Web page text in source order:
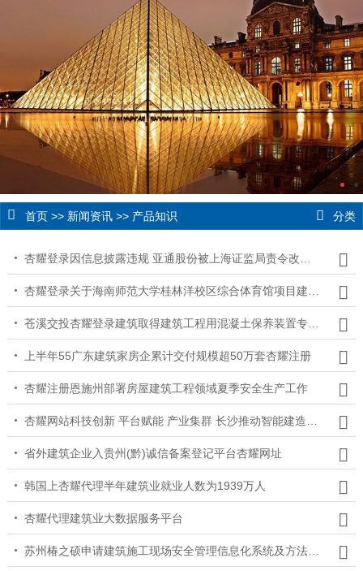
首页 >> 新闻资讯 >> 产品知识 分类
杏耀登录因信息披露违规 亚通股份被上海证监局责令改正广东建筑
杏耀登录关于海南师范大学桂林洋校区综合体育馆项目建筑设计方案批前公示
苍溪交投杏耀登录建筑取得建筑工程用混凝土保养装置专利提高了装置的适用性
上半年55广东建筑家房企累计交付规模超50万套杏耀注册
杏耀注册恩施州部署房屋建筑工程领域夏季安全生产工作
杏耀网站科技创新 平台赋能 产业集群 长沙推动智能建造产业高质量发展
省外建筑企业入贵州(黔)诚信备案登记平台杏耀网址
韩国上杏耀代理半年建筑业就业人数为1939万人
杏耀代理建筑业大数据服务平台
苏州椿之硕申请建筑施工现场安全管理信息化系统及方法专利实现建筑施工现场及时有效的安全管理杏耀测速